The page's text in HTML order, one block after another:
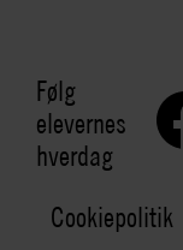
Følg
elevernes
hverdag
Cookiepolitik